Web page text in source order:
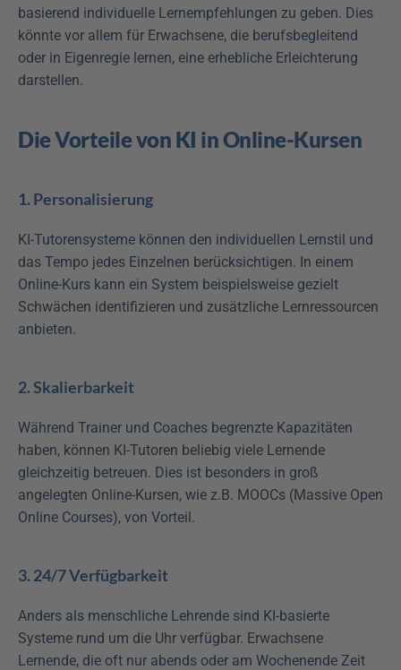
basierend individuelle Lernempfehlungen zu geben. Dies
könnte vor allem für Erwachsene, die berufsbegleitend
oder in Eigenregie lernen, eine erhebliche Erleichterung
darstellen.
Die Vorteile von KI in Online-Kursen
1. Personalisierung
KI-Tutorensysteme können den individuellen Lernstil und
das Tempo jedes Einzelnen berücksichtigen. In einem
Online-Kurs kann ein System beispielsweise gezielt
Schwächen identifizieren und zusätzliche Lernressourcen
anbieten.
2. Skalierbarkeit
Während Trainer und Coaches begrenzte Kapazitäten
haben, können KI-Tutoren beliebig viele Lernende
gleichzeitig betreuen. Dies ist besonders in groß
angelegten Online-Kursen, wie z.B. MOOCs (Massive Open
Online Courses), von Vorteil.
3. 24/7 Verfügbarkeit
Anders als menschliche Lehrende sind KI-basierte
Systeme rund um die Uhr verfügbar. Erwachsene
Lernende, die oft nur abends oder am Wochenende Zeit